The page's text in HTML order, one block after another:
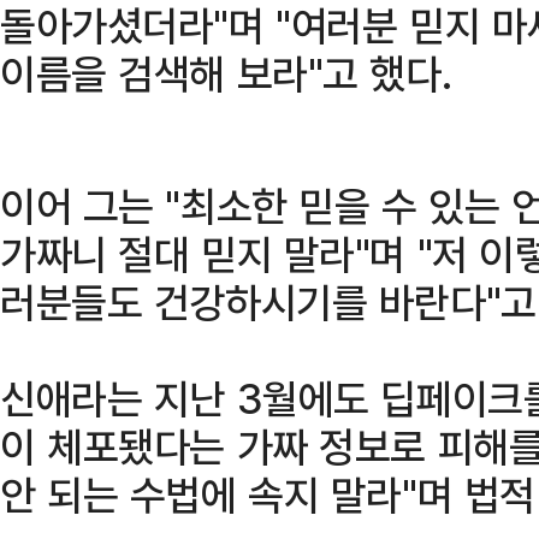
돌아가셨더라"며 "여러분 믿지
이름을 검색해 보라"고 했다.
이어 그는 "최소한 믿을 수 있는
가짜니 절대 믿지 말라"며 "저 이
러분들도 건강하시기를 바란다"
신애라는 지난 3월에도 딥페이
이 체포됐다는 가짜 정보로 피해
안 되는 수법에 속지 말라"며 법